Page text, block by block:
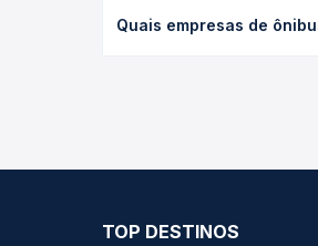
poltrona e a antecedência
Quais empresas de
TOP DESTINOS